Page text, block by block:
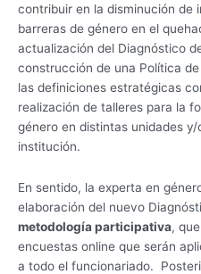
contribuir en la disminución de
barreras de género en el
actualización del Diagnóstico
construcción de una Política
las definiciones estratégicas
realización de talleres para la
género en distintas unidades
institución.
En sentido, la experta en
elaboración del nuevo
metodología participativa,
encuestas online que serán
a todo el funcionariado.